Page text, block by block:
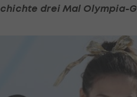
drei Mal Olympia-